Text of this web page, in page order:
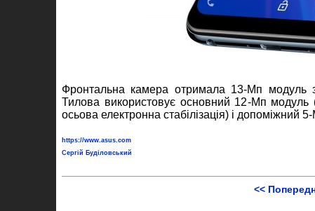
Фронтальна камера отримала 13-Мп модуль
Тилова використовує основний 12-Мп
осьова електронна стабілізація) і допоміжний
https://www.asus.com
Сергій Буділовський
<<